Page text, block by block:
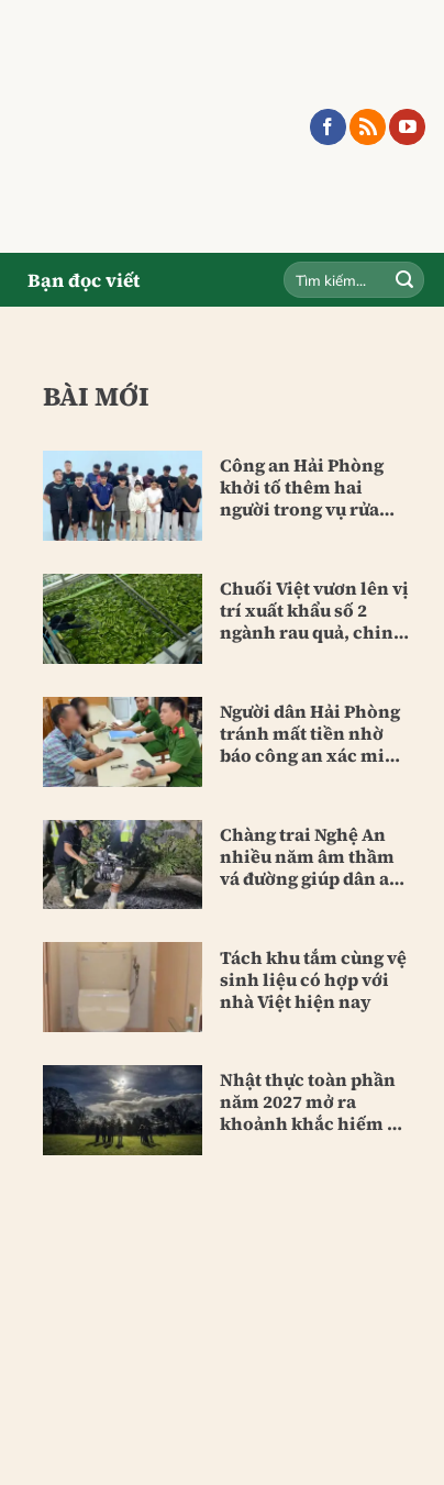
Bạn đọc viết
BÀI MỚI
Công an Hải Phòng
khởi tố thêm hai
người trong vụ rửa
Chuối Việt vươn lên vị
trí xuất khẩu số 2
ngành rau quả, chinh
Người dân Hải Phòng
tránh mất tiền nhờ
báo công an xác minh
Chàng trai Nghệ An
nhiều năm âm thầm
vá đường giúp dân an
Tách khu tắm cùng vệ
sinh liệu có hợp với
nhà Việt hiện nay
Nhật thực toàn phần
năm 2027 mở ra
khoảnh khắc hiếm có